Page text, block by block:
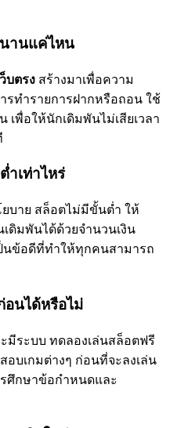
นานแค่ไหน
บตรง สร้างมาเพื่อความ
รทำรายการฝากหรือถอน ใช้
เพื่อให้นักเดิมพันไม่เสียเวลา
ำเท่าไหร่
ยบาย สล็อตไม่มีขั้นต่ำ ให้
ดิมพันได้ด้วยจำนวนเงิน
นข้อดีที่ทำให้ทุกคนสามารถ
อนได้หรือไม่
มีระบบ ทดลองเล่นสล็อตฟรี
อบเกมต่างๆ ก่อนที่จะลงเล่น
รศึกษาข้อกำหนดและ